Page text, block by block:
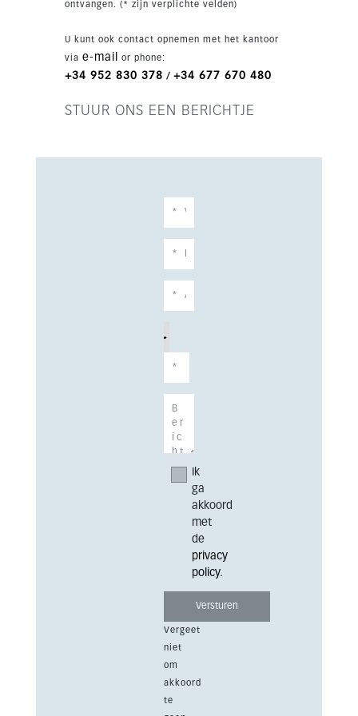
ontvangen. (* zijn verplichte velden)
U kunt ook contact opnemen met het kantoor
via e-mail or phone:
+34 952 830 378 / +34 677 670 480
STUUR ONS EEN BERICHTJE
Ik
ga
akkoord
met
de
privacy
policy.
Vergeet
niet
om
akkoord
te